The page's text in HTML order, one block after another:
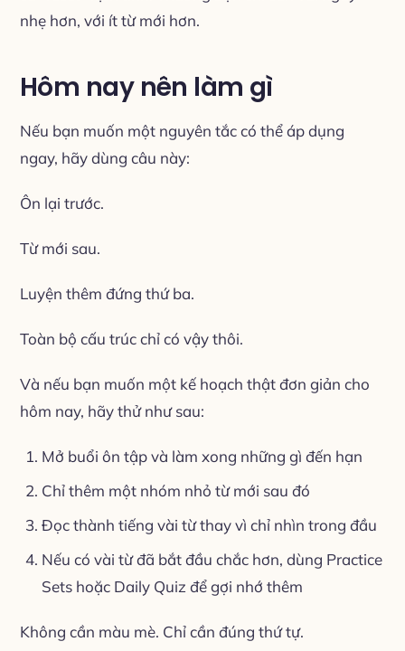
nhẹ hơn, với ít từ mới hơn.
Hôm nay nên làm gì
Nếu bạn muốn một nguyên tắc có thể áp dụng
ngay, hãy dùng câu này:
Ôn lại trước.
Từ mới sau.
Luyện thêm đứng thứ ba.
Toàn bộ cấu trúc chỉ có vậy thôi.
Và nếu bạn muốn một kế hoạch thật đơn giản cho
hôm nay, hãy thử như sau:
Mở buổi ôn tập và làm xong những gì đến hạn
Chỉ thêm một nhóm nhỏ từ mới sau đó
Đọc thành tiếng vài từ thay vì chỉ nhìn trong đầu
Nếu có vài từ đã bắt đầu chắc hơn, dùng Practice
Sets hoặc Daily Quiz để gợi nhớ thêm
Không cần màu mè. Chỉ cần đúng thứ tự.